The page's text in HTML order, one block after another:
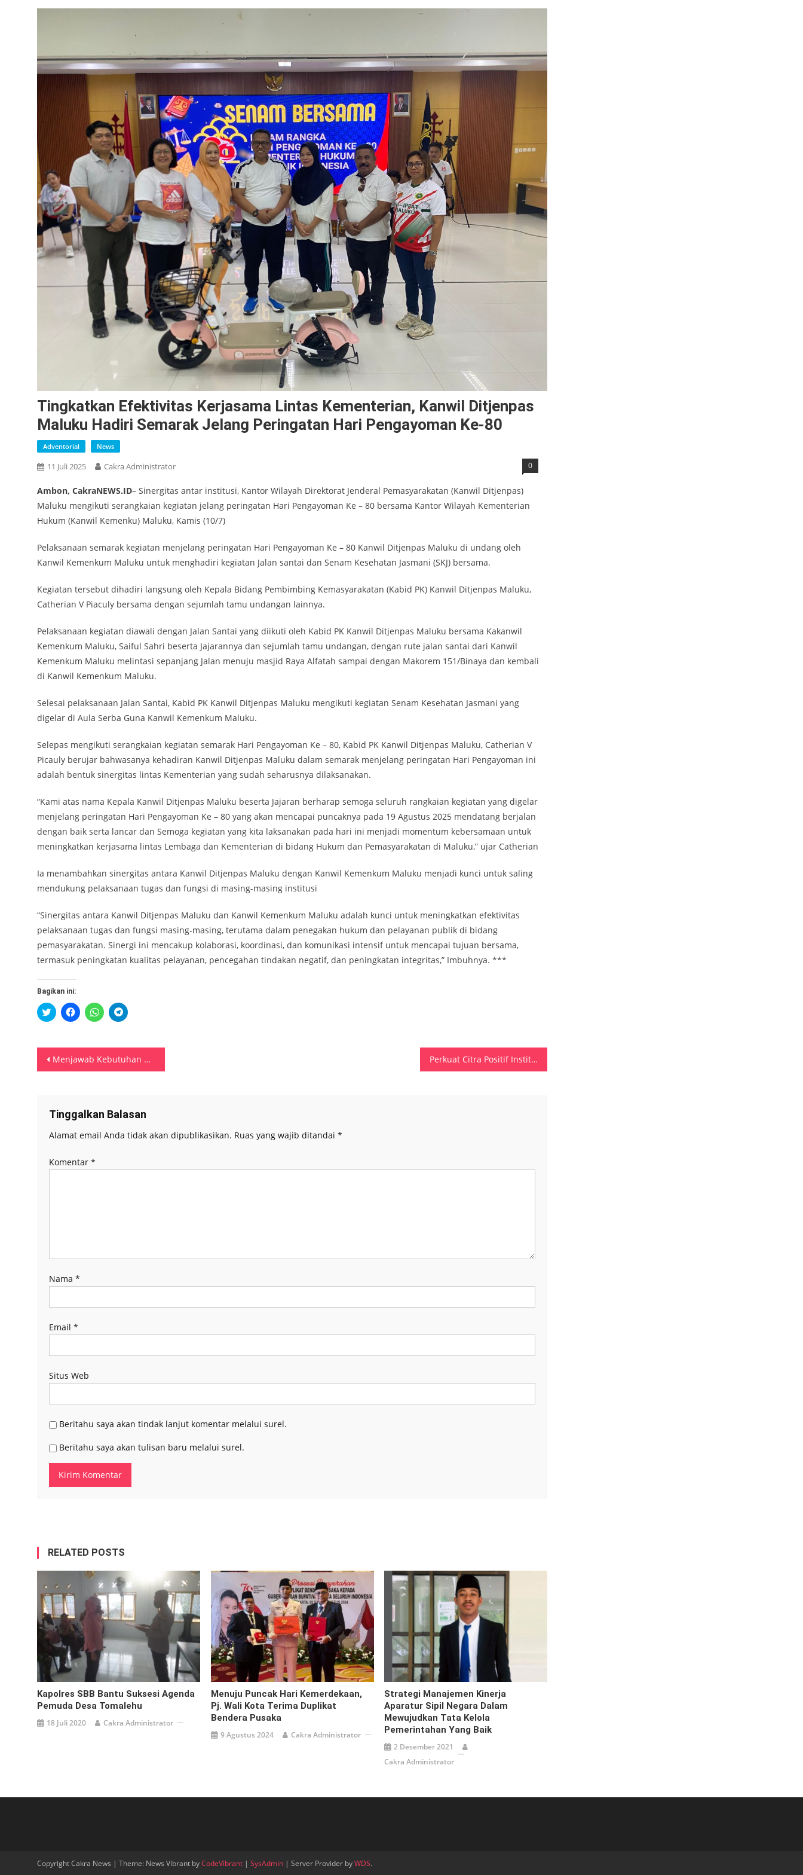
Tingkatkan Efektivitas Kerjasama Lintas Kementerian, Kanwil Ditjenpas
Maluku Hadiri Semarak Jelang Peringatan Hari Pengayoman Ke-80
Adventorial News
11 Juli 2025 Cakra Administrator 0
Ambon, CakraNEWS.ID– Sinergitas antar institusi, Kantor Wilayah Direktorat Jenderal Pemasyarakatan (Kanwil Ditjenpas)
Maluku mengikuti serangkaian kegiatan jelang peringatan Hari Pengayoman Ke – 80 bersama Kantor Wilayah Kementerian
Hukum (Kanwil Kemenku) Maluku, Kamis (10/7)
Pelaksanaan semarak kegiatan menjelang peringatan Hari Pengayoman Ke – 80 Kanwil Ditjenpas Maluku di undang oleh
Kanwil Kemenkum Maluku untuk menghadiri kegiatan Jalan santai dan Senam Kesehatan Jasmani (SKJ) bersama.
Kegiatan tersebut dihadiri langsung oleh Kepala Bidang Pembimbing Kemasyarakatan (Kabid PK) Kanwil Ditjenpas Maluku,
Catherian V Piaculy bersama dengan sejumlah tamu undangan lainnya.
Pelaksanaan kegiatan diawali dengan Jalan Santai yang diikuti oleh Kabid PK Kanwil Ditjenpas Maluku bersama Kakanwil
Kemenkum Maluku, Saiful Sahri beserta Jajarannya dan sejumlah tamu undangan, dengan rute jalan santai dari Kanwil
Kemenkum Maluku melintasi sepanjang Jalan menuju masjid Raya Alfatah sampai dengan Makorem 151/Binaya dan kembali
di Kanwil Kemenkum Maluku.
Selesai pelaksanaan Jalan Santai, Kabid PK Kanwil Ditjenpas Maluku mengikuti kegiatan Senam Kesehatan Jasmani yang
digelar di Aula Serba Guna Kanwil Kemenkum Maluku.
Selepas mengikuti serangkaian kegiatan semarak Hari Pengayoman Ke – 80, Kabid PK Kanwil Ditjenpas Maluku, Catherian V
Picauly berujar bahwasanya kehadiran Kanwil Ditjenpas Maluku dalam semarak menjelang peringatan Hari Pengayoman ini
adalah bentuk sinergitas lintas Kementerian yang sudah seharusnya dilaksanakan.
“Kami atas nama Kepala Kanwil Ditjenpas Maluku beserta Jajaran berharap semoga seluruh rangkaian kegiatan yang digelar
menjelang peringatan Hari Pengayoman Ke – 80 yang akan mencapai puncaknya pada 19 Agustus 2025 mendatang berjalan
dengan baik serta lancar dan Semoga kegiatan yang kita laksanakan pada hari ini menjadi momentum kebersamaan untuk
meningkatkan kerjasama lintas Lembaga dan Kementerian di bidang Hukum dan Pemasyarakatan di Maluku,” ujar Catherian
Ia menambahkan sinergitas antara Kanwil Ditjenpas Maluku dengan Kanwil Kemenkum Maluku menjadi kunci untuk saling
mendukung pelaksanaan tugas dan fungsi di masing-masing institusi
“Sinergitas antara Kanwil Ditjenpas Maluku dan Kanwil Kemenkum Maluku adalah kunci untuk meningkatkan efektivitas
pelaksanaan tugas dan fungsi masing-masing, terutama dalam penegakan hukum dan pelayanan publik di bidang
pemasyarakatan. Sinergi ini mencakup kolaborasi, koordinasi, dan komunikasi intensif untuk mencapai tujuan bersama,
termasuk peningkatan kualitas pelayanan, pencegahan tindakan negatif, dan peningkatan integritas,” Imbuhnya. ***
Bagikan ini:
Klik
untuk
di
jendela
yang
baru)
Klik
untuk
di
jendela
yang
baru)
Klik
untuk
di
jendela
yang
baru)
Klik
untuk
di
jendela
yang
baru)
Navigasi
Menjawab Kebutuhan Organisasi, Pegawai Kanwil Ditjenpas Maluku mengikuti Uji Kompetensi Perkuat Citra Positif Institusi, CPNS Lapas Saparua Dalami Peran Strategis Kehumasan
Tinggalkan Balasan
Alamat email Anda tidak akan dipublikasikan. Ruas yang wajib ditandai *
Komentar *
Nama *
Email *
Situs Web
Beritahu saya akan tindak lanjut komentar melalui surel.
Beritahu saya akan tulisan baru melalui surel.
RELATED POSTS
Kapolres SBB Bantu Suksesi Agenda
Pemuda Desa Tomalehu
18 Juli 2020 Cakra Administrator
Menuju Puncak Hari Kemerdekaan,
Pj. Wali Kota Terima Duplikat
Bendera Pusaka
9 Agustus 2024 Cakra Administrator
Strategi Manajemen Kinerja
Aparatur Sipil Negara Dalam
Mewujudkan Tata Kelola
Pemerintahan Yang Baik
2 Desember 2021
Cakra Administrator
Copyright Cakra News | Theme: News Vibrant byCodeVibrant | SysAdmin | Server Provider byWDS.